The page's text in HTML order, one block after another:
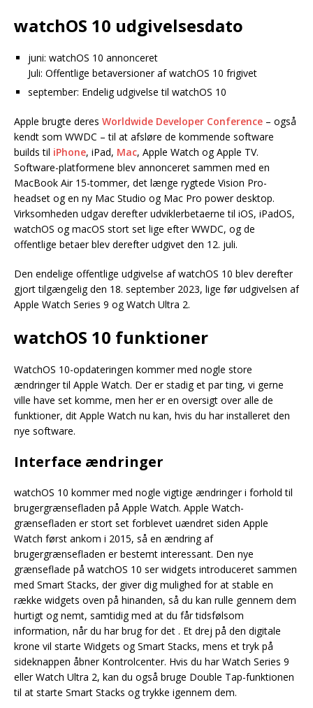
watchOS 10 udgivelsesdato
juni: watchOS 10 annonceret
Juli: Offentlige betaversioner af watchOS 10 frigivet
september: Endelig udgivelse til watchOS 10
Apple brugte deres Worldwide Developer Conference – også
kendt som WWDC – til at afsløre de kommende software
builds til iPhone, iPad, Mac, Apple Watch og Apple TV.
Software-platformene blev annonceret sammen med en
MacBook Air 15-tommer, det længe rygtede Vision Pro-
headset og en ny Mac Studio og Mac Pro power desktop.
Virksomheden udgav derefter udviklerbetaerne til iOS, iPadOS,
watchOS og macOS stort set lige efter WWDC, og de
offentlige betaer blev derefter udgivet den 12. juli.
Den endelige offentlige udgivelse af watchOS 10 blev derefter
gjort tilgængelig den 18. september 2023, lige før udgivelsen af
Apple Watch Series 9 og Watch Ultra 2.
watchOS 10 funktioner
WatchOS 10-opdateringen kommer med nogle store
ændringer til Apple Watch. Der er stadig et par ting, vi gerne
ville have set komme, men her er en oversigt over alle de
funktioner, dit Apple Watch nu kan, hvis du har installeret den
nye software.
Interface ændringer
watchOS 10 kommer med nogle vigtige ændringer i forhold til
brugergrænsefladen på Apple Watch. Apple Watch-
grænsefladen er stort set forblevet uændret siden Apple
Watch først ankom i 2015, så en ændring af
brugergrænsefladen er bestemt interessant. Den nye
grænseflade på watchOS 10 ser widgets introduceret sammen
med Smart Stacks, der giver dig mulighed for at stable en
række widgets oven på hinanden, så du kan rulle gennem dem
hurtigt og nemt, samtidig med at du får tidsfølsom
information, når du har brug for det . Et drej på den digitale
krone vil starte Widgets og Smart Stacks, mens et tryk på
sideknappen åbner Kontrolcenter. Hvis du har Watch Series 9
eller Watch Ultra 2, kan du også bruge Double Tap-funktionen
til at starte Smart Stacks og trykke igennem dem.